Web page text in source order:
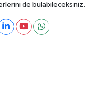
de bulabileceksiniz.